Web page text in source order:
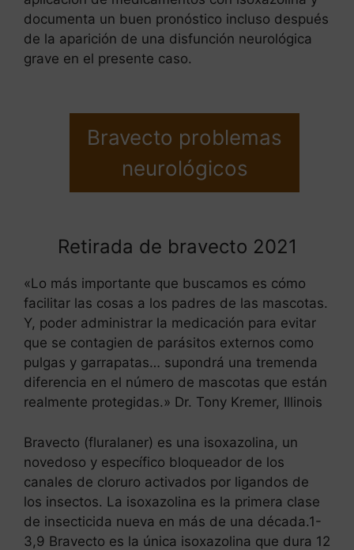
documenta un buen pronóstico incluso después
de la aparición de una disfunción neurológica
grave en el presente caso.
Bravecto problemas
neurológicos
Retirada de bravecto 2021
«Lo más importante que buscamos es cómo
facilitar las cosas a los padres de las mascotas.
Y, poder administrar la medicación para evitar
que se contagien de parásitos externos como
pulgas y garrapatas… supondrá una tremenda
diferencia en el número de mascotas que están
realmente protegidas.» Dr. Tony Kremer, Illinois
Bravecto (fluralaner) es una isoxazolina, un
novedoso y específico bloqueador de los
canales de cloruro activados por ligandos de
los insectos. La isoxazolina es la primera clase
de insecticida nueva en más de una década.1-
3,9 Bravecto es la única isoxazolina que dura 12